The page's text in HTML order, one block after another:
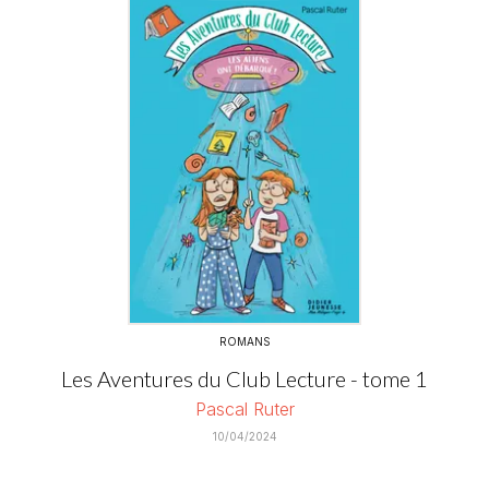
ROMANS
Les Aventures du Club Lecture - tome 1
Pascal Ruter
10/04/2024